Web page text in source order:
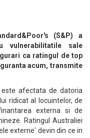
(S&P) a
vulnerabilitatile sale
ca ratingul de top
acum, transmite
afectata de datoria
ridicat al locuintelor, de
externa si de
Ratingul Australiei
externe' devin din ce in